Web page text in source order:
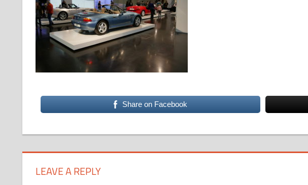
Share on Facebook
LEAVE A REPLY